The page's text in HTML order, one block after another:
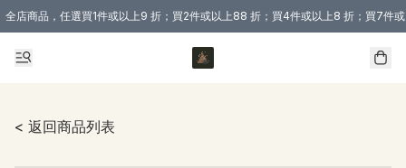
全店商品，任選買1件或以上9 折；買2件或以上88 折；買4件或以上8 折；買7件
購買 3 件商品或以上即享免運費優惠！（適用於 本地送貨、本地取貨 )
< 返回商品列表